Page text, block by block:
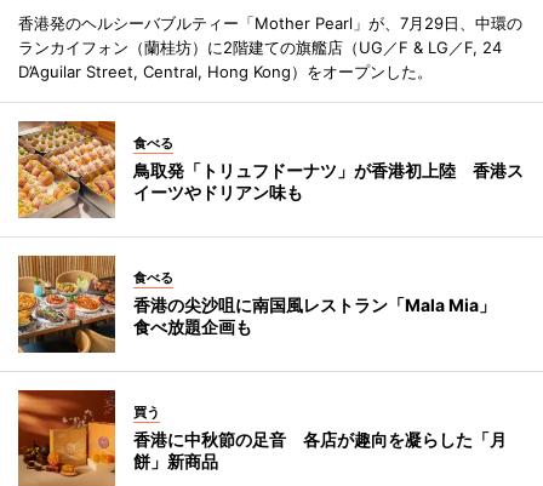
香港発のヘルシーバブルティー「Mother Pearl」が、7月29日、中環の
ランカイフォン（蘭桂坊）に2階建ての旗艦店（UG／F & LG／F, 24
D’Aguilar Street, Central, Hong Kong）をオープンした。
食べる
鳥取発「トリュフドーナツ」が香港初上陸 香港ス
イーツやドリアン味も
食べる
香港の尖沙咀に南国風レストラン「Mala Mia」
食べ放題企画も
買う
香港に中秋節の足音 各店が趣向を凝らした「月
餅」新商品